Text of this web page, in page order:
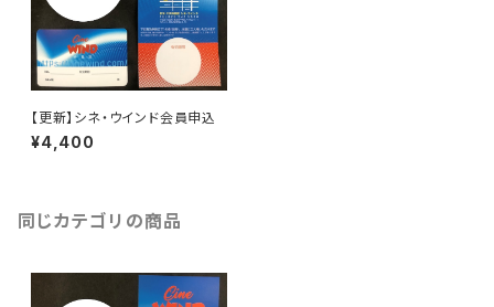
【更新】シネ・ウインド会員申込
¥4,400
同じカテゴリの商品